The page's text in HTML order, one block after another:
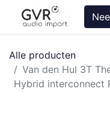
Alle producten
Van den Hul 3T
Hybrid interconnect